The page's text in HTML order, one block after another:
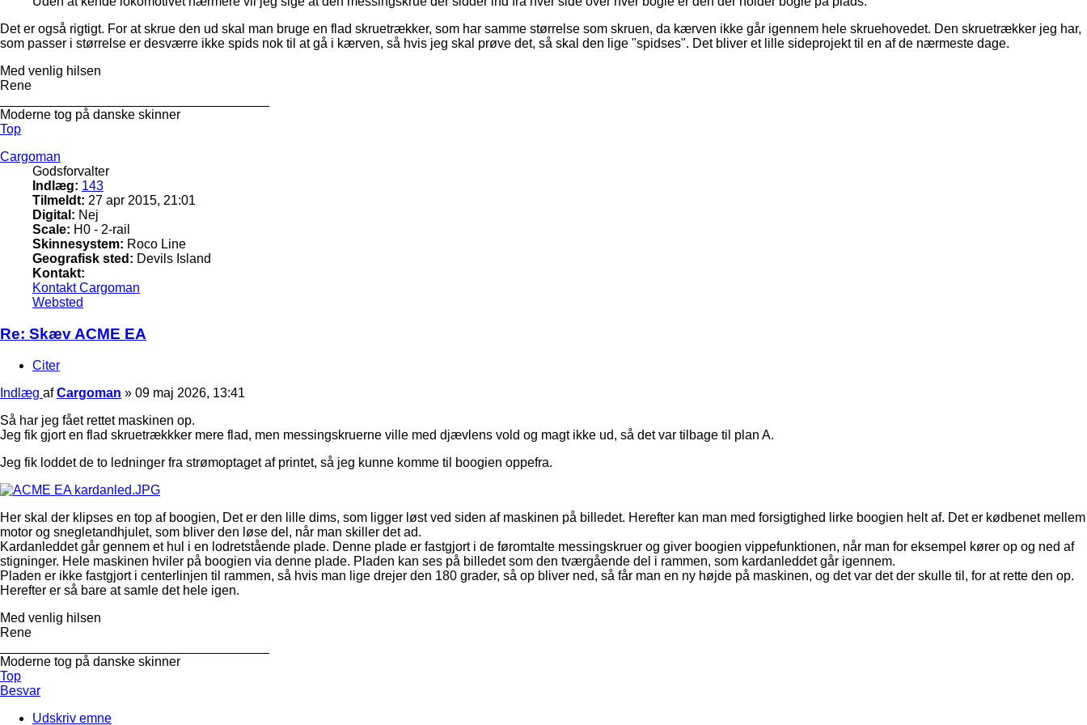
Det er også rigtigt. For at skrue den ud skal man bruge en flad skruetrækker, som har samme størrelse som skruen, da kærven ikke går igennem hele skruehovedet. Den skruetrækker jeg har,
som passer i størrelse er desværre ikke spids nok til at gå i kærven, så hvis jeg skal prøve det, så skal den lige "spidses". Det bliver et lille sideprojekt til en af de nærmeste dage.
Med venlig hilsen
Rene
Moderne tog på danske skinner
Top
Cargoman
Godsforvalter
Indlæg: 143
Tilmeldt: 27 apr 2015, 21:01
Digital: Nej
Scale: H0 - 2-rail
Skinnesystem: Roco Line
Geografisk sted: Devils Island
Kontakt:
Kontakt Cargoman
Websted
Re: Skæv ACME EA
Citer
Indlæg afCargoman » 09 maj 2026, 13:41
Så har jeg fået rettet maskinen op.
Jeg fik gjort en flad skruetrækkker mere flad, men messingskruerne ville med djævlens vold og magt ikke ud, så det var tilbage til plan A.
Jeg fik loddet de to ledninger fra strømoptaget af printet, så jeg kunne komme til boogien oppefra.
Her skal der klipses en top af boogien, Det er den lille dims, som ligger løst ved siden af maskinen på billedet. Herefter kan man med forsigtighed lirke boogien helt af. Det er kødbenet mellem
motor og snegletandhjulet, som bliver den løse del, når man skiller det ad.
Kardanleddet går gennem et hul i en lodretstående plade. Denne plade er fastgjort i de føromtalte messingskruer og giver boogien vippefunktionen, når man for eksempel kører op og ned af
stigninger. Hele maskinen hviler på boogien via denne plade. Pladen kan ses på billedet som den tværgående del i rammen, som kardanleddet går igennem.
Pladen er ikke fastgjort i centerlinjen til rammen, så hvis man lige drejer den 180 grader, så op bliver ned, så får man en ny højde på maskinen, og det var det der skulle til, for at rette den op.
Herefter er så bare at samle det hele igen.
Med venlig hilsen
Rene
Moderne tog på danske skinner
Top
Besvar
Udskriv emne